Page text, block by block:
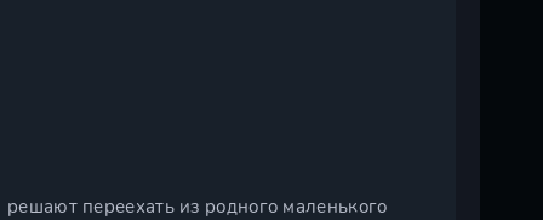
переехать из родного маленького